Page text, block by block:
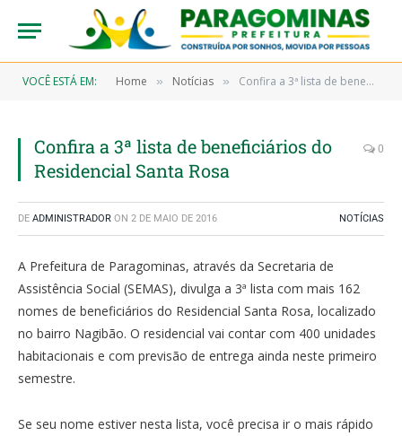
VOCÊ ESTÁ EM: Home » Notícias » Confira a 3ª lista de beneficiários do Residencial Santa Rosa
Confira a 3ª lista de beneficiários do
Residencial Santa Rosa
0
DE ADMINISTRADOR ON 2 DE MAIO DE 2016 NOTÍCIAS
A Prefeitura de Paragominas, através da Secretaria de
Assistência Social (SEMAS), divulga a 3ª lista com mais 162
nomes de beneficiários do Residencial Santa Rosa, localizado
no bairro Nagibão. O residencial vai contar com 400 unidades
habitacionais e com previsão de entrega ainda neste primeiro
semestre.
Se seu nome estiver nesta lista, você precisa ir o mais rápido